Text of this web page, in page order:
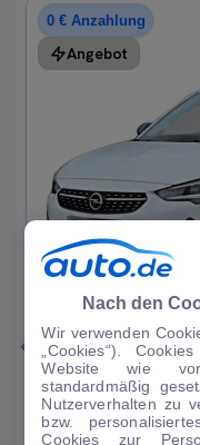
0 € Anzahlung
Angebot
|19
Opel Corsa
Elegance 1.2T*Autom
33.297 km· 07/2023· Benzin·
Nach den
Wir verwenden
„Cookies“).
Website wie
standardmäßig
Nutzerverhalten zu
bzw.
Cookies zur